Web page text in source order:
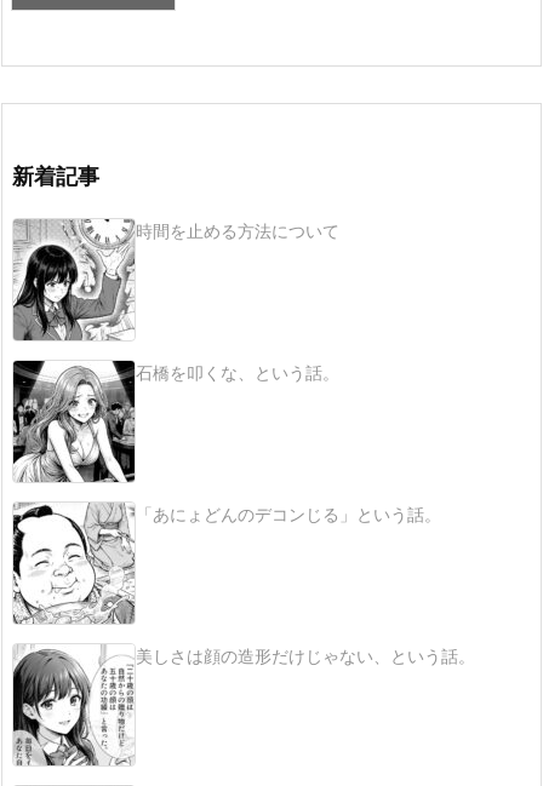
新着記事
時間を止める方法について
石橋を叩くな、という話。
「あにょどんのデコンじる」という話。
美しさは顔の造形だけじゃない、という話。